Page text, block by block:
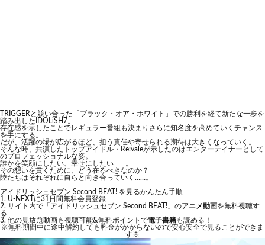
TRIGGERと競い合った「ブラック・オア・ホワイト」での勝利を経て新たな一歩を
踏み出したIDOLiSH7。
存在感を示したことでレギュラー番組も決まりさらに知名度を高めていくチャンス
を手にする。
だが、活躍の場が広がるほど、担う責任や寄せられる期待は大きくなっていく。
そんな時、共演したトップアイドル・Re:valeが示したのはエンターテイナーとして
のプロフェッショナルな姿。
誰かを笑顔にしたい、幸せにしたい――。
その想いを貫くために、どう在るべきなのか？
陸たちはそれぞれに自らと向き合っていく……。
アイドリッシュセブン Second BEAT! を見るかんたん手順
U-NEXTに31日間無料会員登録
サイト内で「アイドリッシュセブン Second BEAT!」のアニメ動画を無料視聴す
る
他の見放題動画も視聴可能&無料ポイントで電子書籍も読める！
※無料期間中に途中解約しても料金がかからないので安心安全で見ることができま
す※